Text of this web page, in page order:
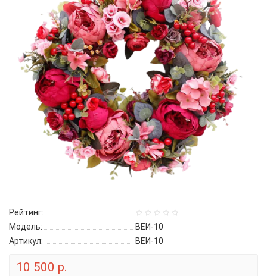
Рейтинг:
Модель:
ВЕИ-10
Артикул:
ВЕИ-10
10 500 р.